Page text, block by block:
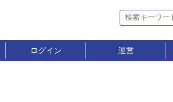
ログイン 運営